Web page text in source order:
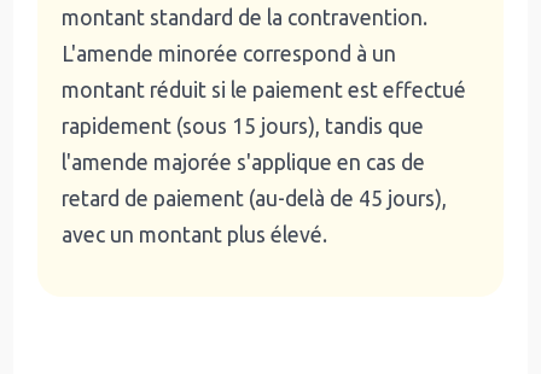
montant standard de la contravention.
L'amende minorée correspond à un
montant réduit si le paiement est effectué
rapidement (sous 15 jours), tandis que
l'amende majorée s'applique en cas de
retard de paiement (au-delà de 45 jours),
avec un montant plus élevé.